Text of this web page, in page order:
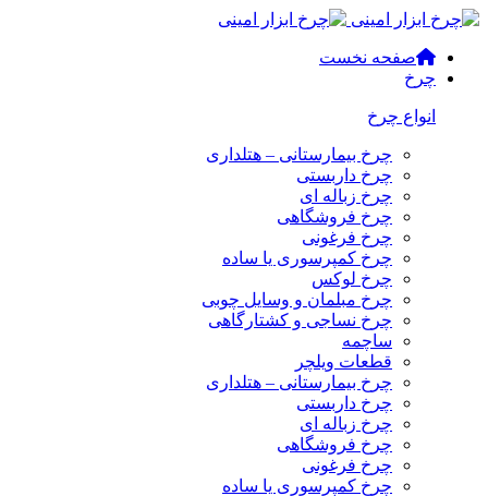
صفحه نخست
چرخ
انواع چرخ
چرخ بیمارستانی – هتلداری
چرخ داربستی
چرخ زباله ای
چرخ فروشگاهی
چرخ فرغونی
چرخ کمپرسوری یا ساده
چرخ لوکس
چرخ مبلمان و وسایل چوبی
چرخ نساجی و کشتارگاهی
ساچمه
قطعات ویلچر
چرخ بیمارستانی – هتلداری
چرخ داربستی
چرخ زباله ای
چرخ فروشگاهی
چرخ فرغونی
چرخ کمپرسوری یا ساده